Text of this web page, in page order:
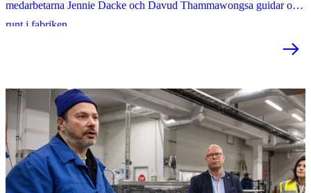
medarbetarna Jennie Dacke och Davud Thammawongsa guidar oss
runt i fabriken.